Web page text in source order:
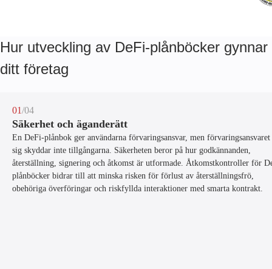
Hur utveckling av DeFi-plånböcker gynnar
ditt företag
01/04
Säkerhet och äganderätt
En DeFi-plånbok ger användarna förvaringsansvar, men
sig skyddar inte tillgångarna. Säkerheten beror på hur godkännanden,
återställning, signering och åtkomst är utformade. Åtkomstkontroller för
plånböcker bidrar till att minska risken för förlust av återställningsfrö,
obehöriga överföringar och riskfyllda interaktioner med smarta kontrakt.